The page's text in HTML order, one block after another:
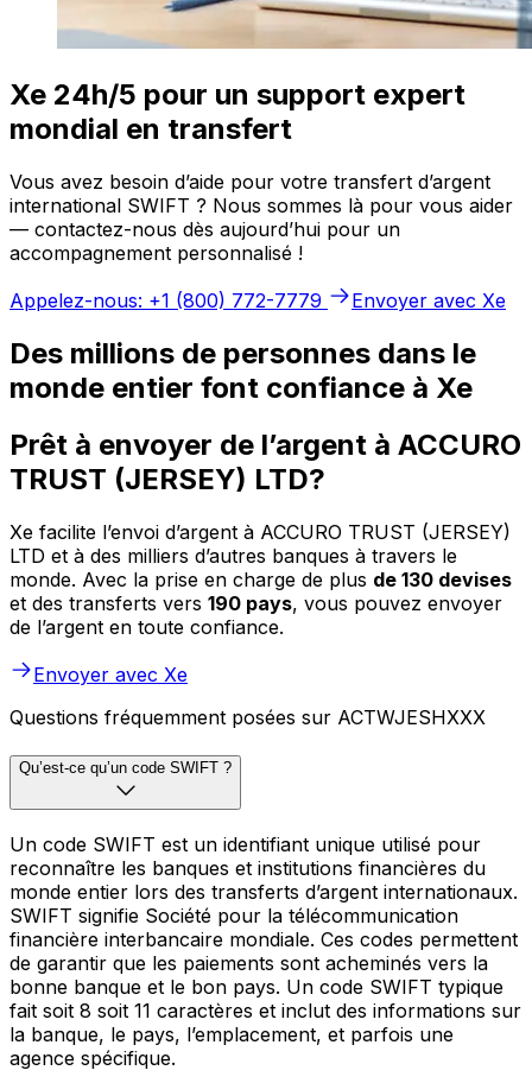
Xe 24h/5 pour un support expert
mondial en transfert
Vous avez besoin d’aide pour votre transfert d’argent
international SWIFT ? Nous sommes là pour vous aider
— contactez-nous dès aujourd’hui pour un
accompagnement personnalisé !
Appelez-nous: +1 (800) 772-7779
Envoyer avec Xe
Des millions de personnes dans le
monde entier font confiance à Xe
Prêt à envoyer de l’argent à ACCURO
TRUST (JERSEY) LTD?
Xe facilite l’envoi d’argent à ACCURO TRUST (JERSEY)
LTD et à des milliers d’autres banques à travers le
monde. Avec la prise en charge de plus de 130 devises
et des transferts vers 190 pays, vous pouvez envoyer
de l’argent en toute confiance.
Envoyer avec Xe
Questions fréquemment posées sur ACTWJESHXXX
Qu’est-ce qu’un code SWIFT ?
Un code SWIFT est un identifiant unique utilisé pour
reconnaître les banques et institutions financières du
monde entier lors des transferts d’argent internationaux.
SWIFT signifie Société pour la télécommunication
financière interbancaire mondiale. Ces codes permettent
de garantir que les paiements sont acheminés vers la
bonne banque et le bon pays. Un code SWIFT typique
fait soit 8 soit 11 caractères et inclut des informations sur
la banque, le pays, l’emplacement, et parfois une
agence spécifique.